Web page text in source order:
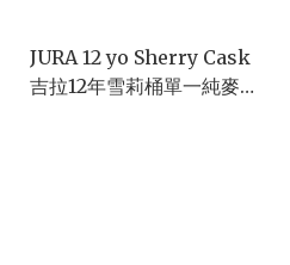
JURA 12 yo Sherry Cask
吉拉12年雪莉桶單一純麥威